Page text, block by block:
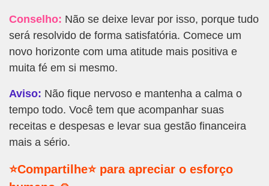
Conselho: Não se deixe levar por isso, porque tudo
será resolvido de forma satisfatória. Comece um
novo horizonte com uma atitude mais positiva e
muita fé em si mesmo.
Aviso: Não fique nervoso e mantenha a calma o
tempo todo. Você tem que acompanhar suas
receitas e despesas e levar sua gestão financeira
mais a sério.
⭐Compartilhe⭐ para apreciar o esforço